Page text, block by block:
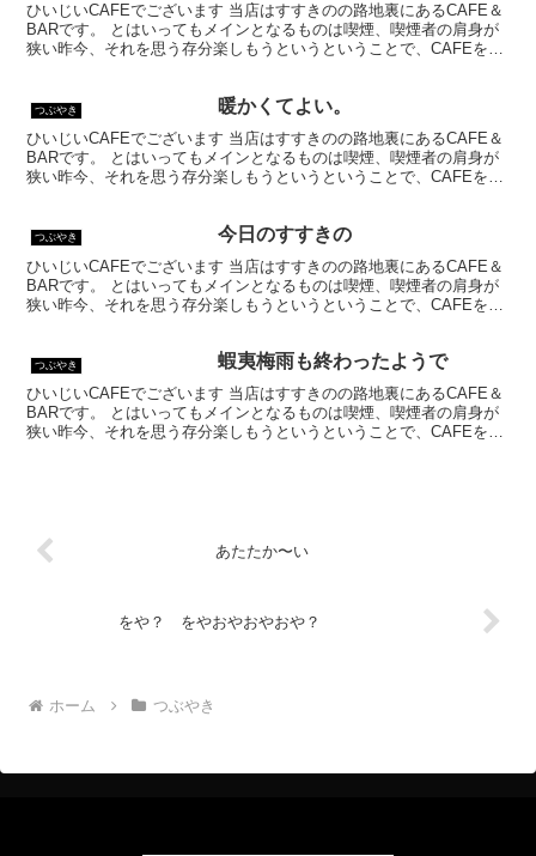
ひいじいCAFEでございます 当店はすすきのの路地裏にあるCAFE＆
BARです。 とはいってもメインとなるものは喫煙、喫煙者の肩身が
狭い昨今、それを思う存分楽しもうというということで、CAFEを名
つぶやき 暖かくてよい。
ひいじいCAFEでございます 当店はすすきのの路地裏にあるCAFE＆
BARです。 とはいってもメインとなるものは喫煙、喫煙者の肩身が
狭い昨今、それを思う存分楽しもうというということで、CAFEを名
つぶやき 今日のすすきの
ひいじいCAFEでございます 当店はすすきのの路地裏にあるCAFE＆
BARです。 とはいってもメインとなるものは喫煙、喫煙者の肩身が
狭い昨今、それを思う存分楽しもうというということで、CAFEを名
つぶやき 蝦夷梅雨も終わったようで
ひいじいCAFEでございます 当店はすすきのの路地裏にあるCAFE＆
BARです。 とはいってもメインとなるものは喫煙、喫煙者の肩身が
狭い昨今、それを思う存分楽しもうというということで、CAFEを名
あたたか〜い
をや？ をやおやおやおや？
ホーム つぶやき